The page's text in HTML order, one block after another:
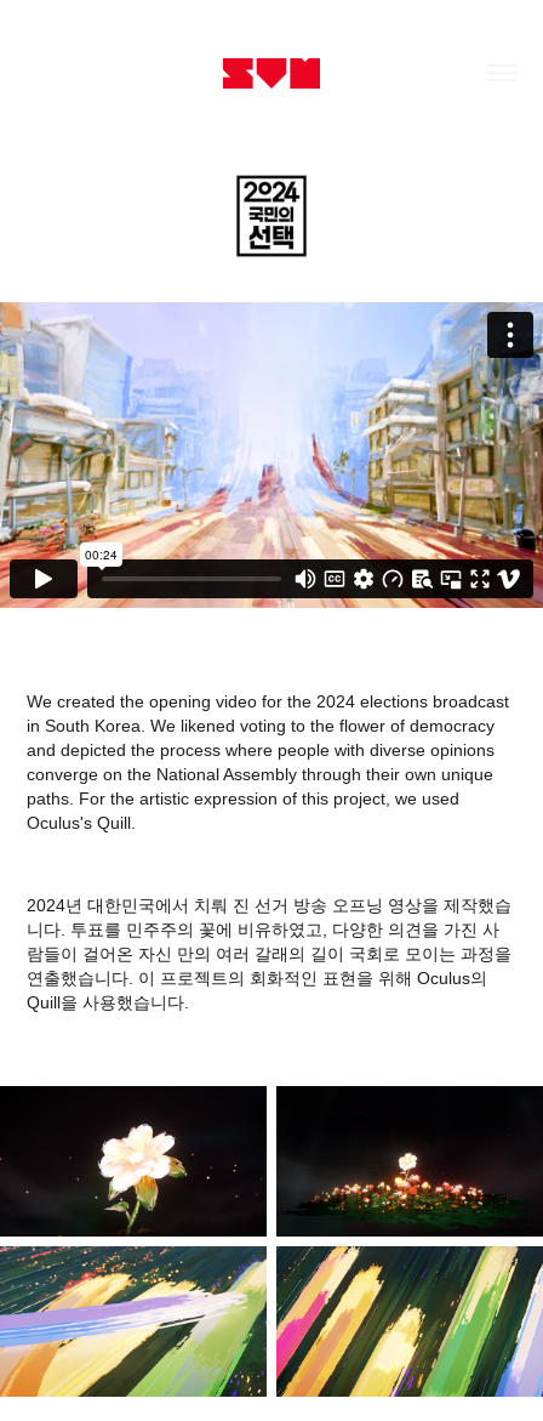
We created the opening video for the 2024 elections broadcast
in South Korea. We likened voting to the flower of democracy
and depicted the process where people with diverse opinions
converge on the National Assembly through their own unique
paths. For the artistic expression of this project, we used
Oculus's Quill.
2024년 대한민국에서 치뤄 진 선거 방송 오프닝 영상을 제작했습
니다. 투표를 민주주의 꽃에 비유하였고, 다양한 의견을 가진 사
람들이 걸어온 자신 만의 여러 갈래의 길이 국회로 모이는 과정을
연출했습니다. 이 프로젝트의 회화적인 표현을 위해 Oculus의
Quill을 사용했습니다.